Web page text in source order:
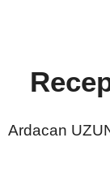
Ardacan